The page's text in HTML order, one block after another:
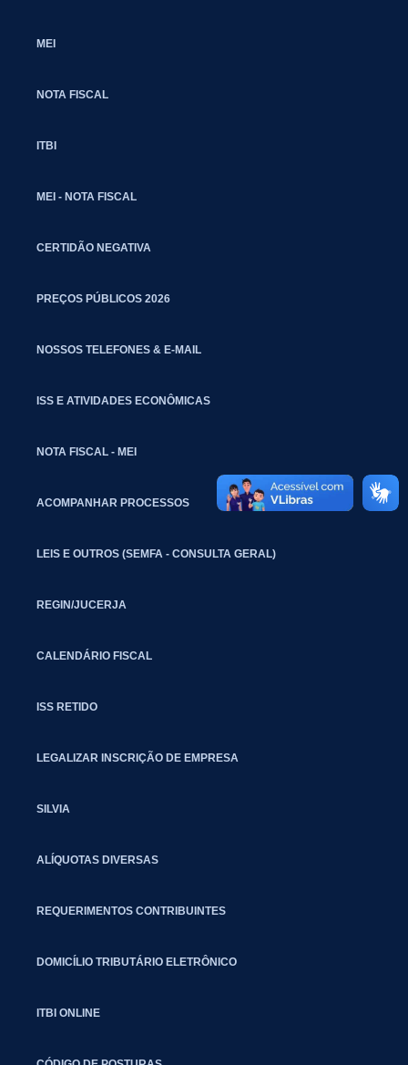
MEI
NOTA FISCAL
ITBI
MEI - NOTA FISCAL
CERTIDÃO NEGATIVA
PREÇOS PÚBLICOS 2026
NOSSOS TELEFONES & E-MAIL
ISS E ATIVIDADES ECONÔMICAS
NOTA FISCAL - MEI
ACOMPANHAR PROCESSOS
LEIS E OUTROS (SEMFA - CONSULTA GERAL)
REGIN/JUCERJA
CALENDÁRIO FISCAL
ISS RETIDO
LEGALIZAR INSCRIÇÃO DE EMPRESA
SILVIA
ALÍQUOTAS DIVERSAS
REQUERIMENTOS CONTRIBUINTES
DOMICÍLIO TRIBUTÁRIO ELETRÔNICO
ITBI ONLINE